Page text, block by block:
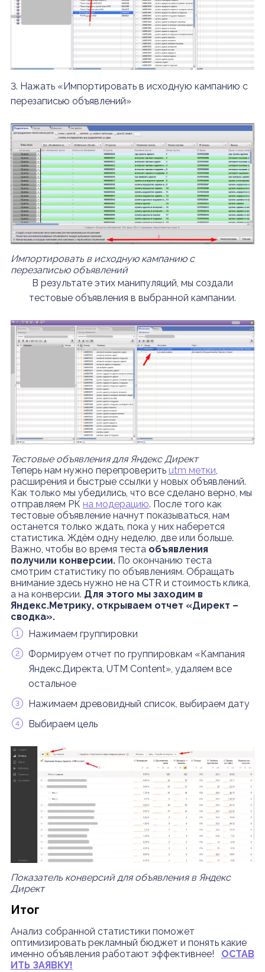
3. Нажать «Импортировать в исходную кампанию с
перезаписью объявлений»
Импортировать в исходную кампанию с
перезаписью объявлений
В результате этих манипуляций, мы создали
тестовые объявления в выбранной кампании.
Тестовые объявления для Яндекс Директ
Теперь нам нужно перепроверить utm метки
расширения и быстрые ссылки у новых объявлений.
Как только мы убедились, что все сделано верно, мы
отправляем РК на модерацию. После того как
тестовые объявление начнут показываться, нам
останется только ждать, пока у них наберется
статистика. Ждём одну неделю, две или больше.
Важно, чтобы во время теста объявления
получили конверсии.По окончанию теста
смотрим статистику по объявлениям. Обращать
внимание здесь нужно не на CTR и стоимость клика,
а на конверсии. Для этого мы заходим в
Яндекс.Метрику, открываем отчет «Директ –
сводка».
Нажимаем группировки
Формируем отчет по группировкам «Кампания
Яндекс.Директа, UTM Content», удаляем все
остальное
Нажимаем древовидный список, выбираем дату
Выбираем цель
Показатель конверсий для объявления в Яндекс
Директ
Итог
Анализ собранной статистики поможет
оптимизировать рекламный бюджет и понять какие
именно объявления работают эффективнее! ОСТАВ
ИТЬ ЗАЯВКУ!